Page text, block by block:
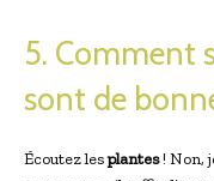
5. Comment
sont de
Écoutez lesplantes! Non,